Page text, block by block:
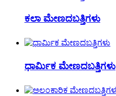
ಕಲಾ ಮೇಣದಬತ್ತಿಗಳು
ಧಾರ್ಮಿಕ ಮೇಣದಬತ್ತಿಗಳು